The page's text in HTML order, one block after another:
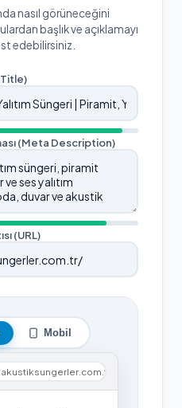
nasıl görüneceğini
başlık ve açıklamayı
edebilirsiniz.
(Meta Description)
(URL)
Mobil